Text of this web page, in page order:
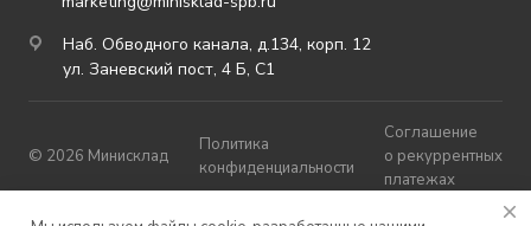
Наб. Обводного канала, д.134, корп. 12
ул. Заневский пост, 4 Б, С1
© 2026 Минисклад
Политика
конфиденциальности
Соглашение
о рекуррентных
платежах